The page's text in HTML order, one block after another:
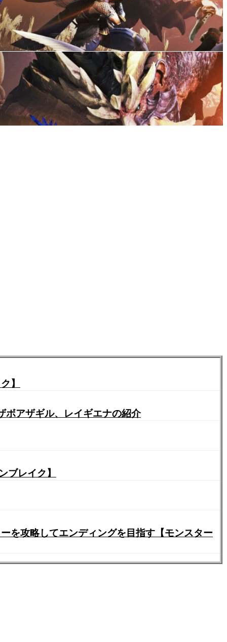
】
アザギル、レイギエナの紹介
ブレイク】
を攻略してエンディングを目指す【モンスター